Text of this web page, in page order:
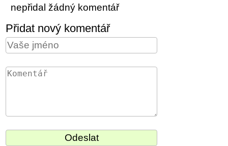
nepřidal žádný komentář
Přidat nový komentář